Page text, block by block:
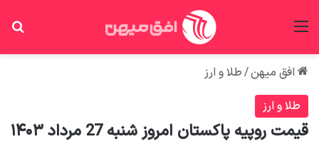
افق میهن/طلا و ارز
طلا و ارز
قیمت روپیه پاکستان امروز شنبه 27 مرداد ۱۴۰۳